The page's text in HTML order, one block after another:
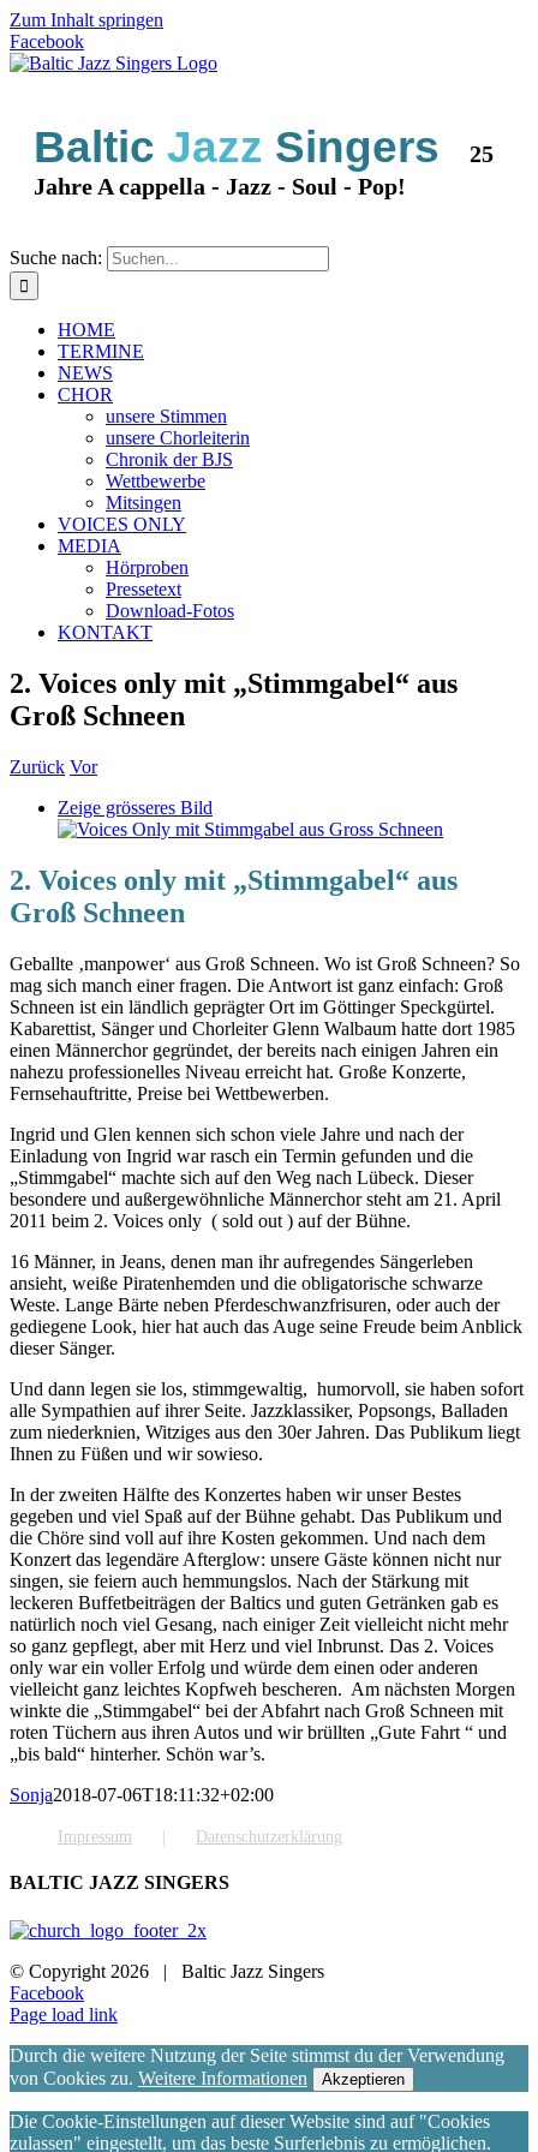
Zum Inhalt springen
Facebook
Baltic Jazz Singers 25
Jahre A cappella - Jazz - Soul - Pop!
Suche nach:
HOME
TERMINE
NEWS
CHOR
unsere Stimmen
unsere Chorleiterin
Chronik der BJS
Wettbewerbe
Mitsingen
VOICES ONLY
MEDIA
Hörproben
Pressetext
Download-Fotos
KONTAKT
2. Voices only mit „Stimmgabel“ aus
Groß Schneen
Zurück Vor
Zeige grösseres Bild
2. Voices only mit „Stimmgabel“ aus
Groß Schneen
Geballte ‚manpower‘ aus Groß Schneen. Wo ist Groß Schneen? So
mag sich manch einer fragen. Die Antwort ist ganz einfach: Groß
Schneen ist ein ländlich geprägter Ort im Göttinger Speckgürtel.
Kabarettist, Sänger und Chorleiter Glenn Walbaum hatte dort 1985
einen Männerchor gegründet, der bereits nach einigen Jahren ein
nahezu professionelles Niveau erreicht hat. Große Konzerte,
Fernsehauftritte, Preise bei Wettbewerben.
Ingrid und Glen kennen sich schon viele Jahre und nach der
Einladung von Ingrid war rasch ein Termin gefunden und die
„Stimmgabel“ machte sich auf den Weg nach Lübeck. Dieser
besondere und außergewöhnliche Männerchor steht am 21. April
2011 beim 2. Voices only ( sold out ) auf der Bühne.
16 Männer, in Jeans, denen man ihr aufregendes Sängerleben
ansieht, weiße Piratenhemden und die obligatorische schwarze
Weste. Lange Bärte neben Pferdeschwanzfrisuren, oder auch der
gediegene Look, hier hat auch das Auge seine Freude beim Anblick
dieser Sänger.
Und dann legen sie los, stimmgewaltig, humorvoll, sie haben sofort
alle Sympathien auf ihrer Seite. Jazzklassiker, Popsongs, Balladen
zum niederknien, Witziges aus den 30er Jahren. Das Publikum liegt
Ihnen zu Füßen und wir sowieso.
In der zweiten Hälfte des Konzertes haben wir unser Bestes
gegeben und viel Spaß auf der Bühne gehabt. Das Publikum und
die Chöre sind voll auf ihre Kosten gekommen. Und nach dem
Konzert das legendäre Afterglow: unsere Gäste können nicht nur
singen, sie feiern auch hemmungslos. Nach der Stärkung mit
leckeren Buffetbeiträgen der Baltics und guten Getränken gab es
natürlich noch viel Gesang, nach einiger Zeit vielleicht nicht mehr
so ganz gepflegt, aber mit Herz und viel Inbrunst. Das 2. Voices
only war ein voller Erfolg und würde dem einen oder anderen
vielleicht ganz leichtes Kopfweh bescheren. Am nächsten Morgen
winkte die „Stimmgabel“ bei der Abfahrt nach Groß Schneen mit
roten Tüchern aus ihren Autos und wir brüllten „Gute Fahrt “ und
„bis bald“ hinterher. Schön war’s.
Sonja2018-07-06T18:11:32+02:00
Impressum Datenschutzerklärung
BALTIC JAZZ SINGERS
© Copyright 2026 | Baltic Jazz Singers
Facebook
Page load link
Durch die weitere Nutzung der Seite stimmst du der Verwendung
von Cookies zu. Weitere Informationen Akzeptieren
Die Cookie-Einstellungen auf dieser Website sind auf "Cookies
zulassen" eingestellt, um das beste Surferlebnis zu ermöglichen.